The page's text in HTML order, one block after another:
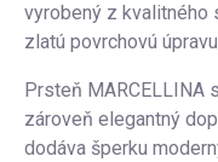
vyrobený z kvalitného
zlatú povrchovú
Prsteň MARCELLINA
zároveň elegantný
dodáva šperku